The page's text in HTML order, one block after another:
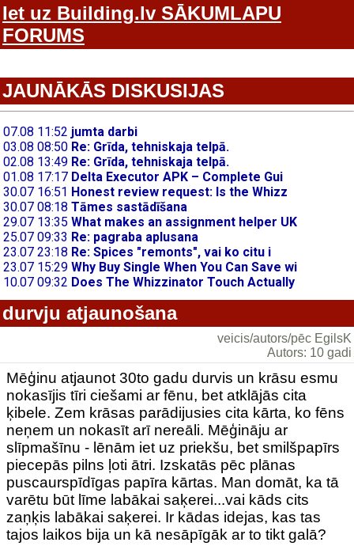
Iet uz Building.lv SĀKUMLAPU
FORUMS
JAUNĀKĀS DISKUSIJAS
durvju atjaunošana
veicis/autors/pēc EgilsK
Autors: 10 gadi
Mēģinu atjaunot 30to gadu durvis un krāsu esmu
nokasījis tīri ciešami ar fēnu, bet atklājās cita
ķibele. Zem krāsas parādijusies cita kārta, ko fēns
neņem un nokasīt arī nereāli. Mēģināju ar
slīpmašīnu - lēnām iet uz priekšu, bet smilšpapīrs
piecepās pilns ļoti ātri. Izskatās pēc plānas
puscaurspīdīgas papīra kārtas. Man domāt, ka tā
varētu būt līme labākai saķerei...vai kāds cits
zaņķis labākai saķerei. Ir kādas idejas, kas tas
tajos laikos bija un kā nesāpīgāk ar to tikt galā?